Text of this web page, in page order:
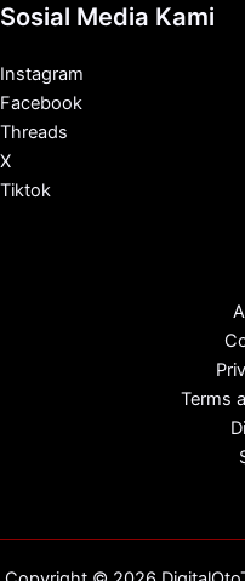
Sosial Media Kami
Instagram
Facebook
Threads
X
Tiktok
Terms